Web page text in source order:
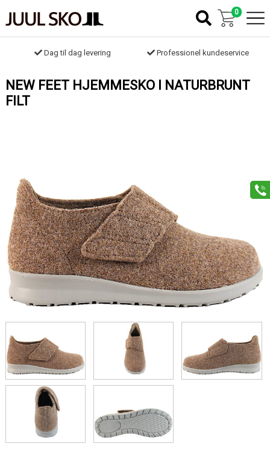
NEW FEET HJEMMESKO I NATURBRUNT
FILT
0
Dag til dag levering Professionel kundeservice